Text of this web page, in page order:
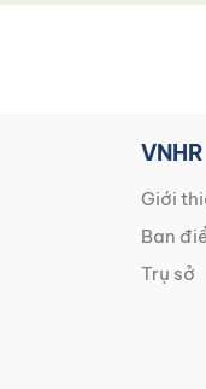
VNHR
Giới
Ban
Trụ sở